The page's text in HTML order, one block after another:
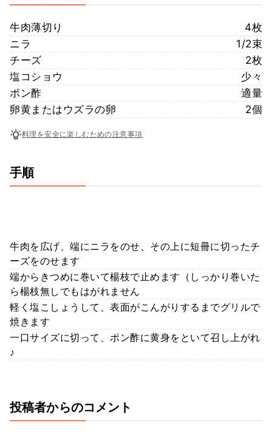
牛肉薄切り
4枚
ニラ
1/2束
チーズ
2枚
塩コショウ
少々
ポン酢
適量
卵黄またはウズラの卵
2個
料理を安全に楽しむための注意事項
手順
牛肉を広げ、端にニラをのせ、その上に短冊に切ったチ
ーズをのせます
端からきつめに巻いて楊枝で止めます（しっかり巻いた
ら楊枝無しでもはがれません
軽く塩こしょうして、表面がこんがりするまでグリルで
焼きます
一口サイズに切って、ポン酢に黄身をといて召し上がれ
♪
投稿者からのコメント